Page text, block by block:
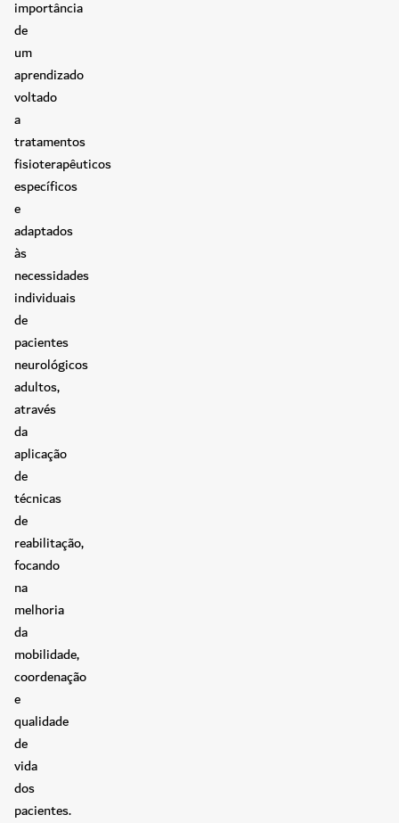
importância
de
um
aprendizado
voltado
a
tratamentos
fisioterapêuticos
específicos
e
adaptados
às
necessidades
individuais
de
pacientes
neurológicos
adultos,
através
da
aplicação
de
técnicas
de
reabilitação,
focando
na
melhoria
da
mobilidade,
coordenação
e
qualidade
de
vida
dos
pacientes.